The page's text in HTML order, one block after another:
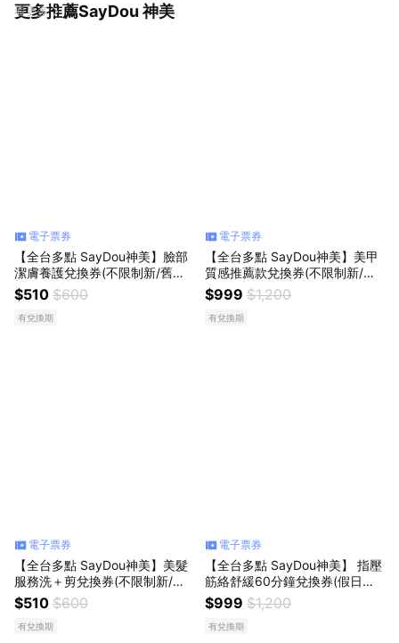
更多推薦SayDou 神美
看更多
電子票券
【全台多點 SayDou神美】臉部
潔膚養護兌換券(不限制新/舊客
使用)
$510 $600
有兌換期
電子票券
【全台多點 SayDou神美】美甲
質感推薦款兌換券(不限制新/舊
客使用)
$999 $1,200
有兌換期
電子票券
【全台多點 SayDou神美】美髮
服務洗＋剪兌換券(不限制新/舊
客使用)
$510 $600
有兌換期
電子票券
【全台多點 SayDou神美】 指壓
筋絡舒緩60分鐘兌換券(假日不
加價)
$999 $1,200
有兌換期